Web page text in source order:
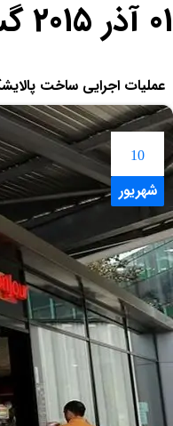
01 آذر 2015 گسترش سوخت سبز زاگرس
عملیات اجرایی ساخت
10
10
شهریور